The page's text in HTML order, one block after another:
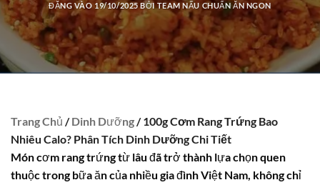
ĐĂNG VÀO 19/10/2025 BỞITEAM NẤU CHUẨN ĂN NGON
Trang Chủ /Dinh Dưỡng/ 100g Cơm Rang Trứng Bao
Nhiêu Calo? Phân Tích Dinh Dưỡng Chi Tiết
Món cơm rang trứng từ lâu đã trở thành lựa chọn quen
thuộc trong bữa ăn của nhiều gia đình Việt Nam, không chỉ